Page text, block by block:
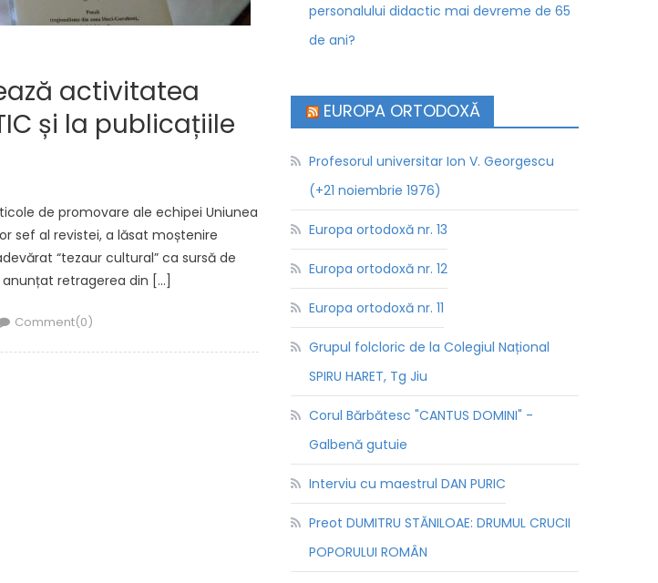
activitatea
și la publicațiile
de promovare ale echipei Uniunea
sef al revistei, a lăsat moștenire
“tezaur cultural” ca sursă de
retragerea din […]
Comment(0)
personalului didactic mai devreme de 65
de ani?
EUROPA ORTODOXĂ
Profesorul universitar Ion V. Georgescu
(+21 noiembrie 1976)
Europa ortodoxă nr. 13
Europa ortodoxă nr. 12
Europa ortodoxă nr. 11
Grupul folcloric de la Colegiul Național
SPIRU HARET, Tg Jiu
Corul Bărbătesc "CANTUS DOMINI" -
Galbenă gutuie
Interviu cu maestrul DAN PURIC
Preot DUMITRU STĂNILOAE: DRUMUL CRUCII
POPORULUI ROMÂN